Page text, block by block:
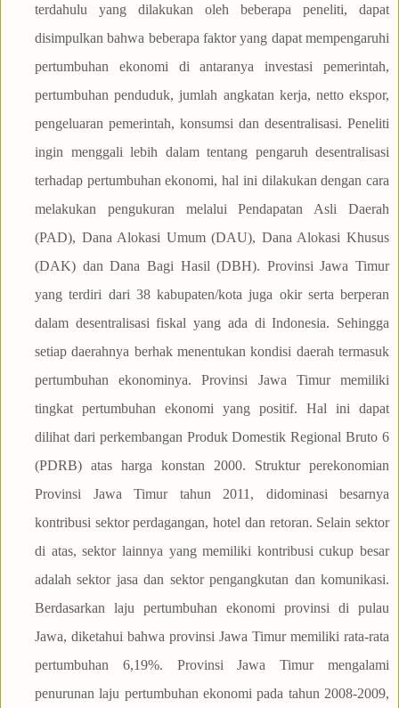
terdahulu yang dilakukan oleh beberapa peneliti, dapat
disimpulkan bahwa beberapa faktor yang dapat mempengaruhi
pertumbuhan ekonomi di antaranya investasi pemerintah,
pertumbuhan penduduk, jumlah angkatan kerja, netto ekspor,
pengeluaran pemerintah, konsumsi dan desentralisasi. Peneliti
ingin menggali lebih dalam tentang pengaruh desentralisasi
terhadap pertumbuhan ekonomi, hal ini dilakukan dengan cara
melakukan pengukuran melalui Pendapatan Asli Daerah
(PAD), Dana Alokasi Umum (DAU), Dana Alokasi Khusus
(DAK) dan Dana Bagi Hasil (DBH). Provinsi Jawa Timur
yang terdiri dari 38 kabupaten/kota juga okir serta berperan
dalam desentralisasi fiskal yang ada di Indonesia. Sehingga
setiap daerahnya berhak menentukan kondisi daerah termasuk
pertumbuhan ekonominya. Provinsi Jawa Timur memiliki
tingkat pertumbuhan ekonomi yang positif. Hal ini dapat
dilihat dari perkembangan Produk Domestik Regional Bruto 6
(PDRB) atas harga konstan 2000. Struktur perekonomian
Provinsi Jawa Timur tahun 2011, didominasi besarnya
kontribusi sektor perdagangan, hotel dan retoran. Selain sektor
di atas, sektor lainnya yang memiliki kontribusi cukup besar
adalah sektor jasa dan sektor pengangkutan dan komunikasi.
Berdasarkan laju pertumbuhan ekonomi provinsi di pulau
Jawa, diketahui bahwa provinsi Jawa Timur memiliki rata-rata
pertumbuhan 6,19%. Provinsi Jawa Timur mengalami
penurunan laju pertumbuhan ekonomi pada tahun 2008-2009,